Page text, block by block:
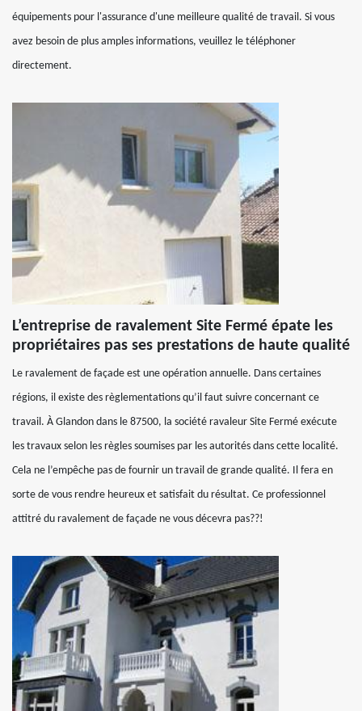
équipements pour l'assurance d'une meilleure qualité de travail. Si vous
avez besoin de plus amples informations, veuillez le téléphoner
directement.
L’entreprise de ravalement Site Fermé épate les
propriétaires pas ses prestations de haute qualité
Le ravalement de façade est une opération annuelle. Dans certaines
régions, il existe des règlementations qu’il faut suivre concernant ce
travail. À Glandon dans le 87500, la société ravaleur Site Fermé exécute
les travaux selon les règles soumises par les autorités dans cette localité.
Cela ne l’empêche pas de fournir un travail de grande qualité. Il fera en
sorte de vous rendre heureux et satisfait du résultat. Ce professionnel
attitré du ravalement de façade ne vous décevra pas??!